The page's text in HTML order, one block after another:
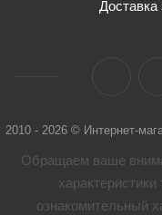
Доставка
2010 - 2026 © Интернет-
Обращаем ваше
ознакомительный